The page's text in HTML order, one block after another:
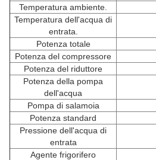
Temperatura ambiente.
Temperatura dell'acqua di
entrata.
Potenza totale
Potenza del compressore
Potenza del riduttore
Potenza della pompa
dell'acqua
Pompa di salamoia
Potenza standard
Pressione dell'acqua di
entrata
Agente frigorifero